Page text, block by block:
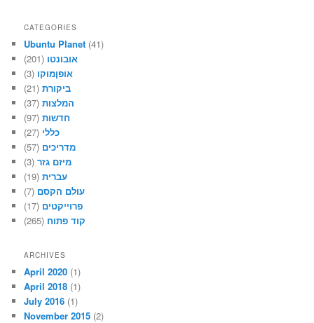
CATEGORIES
Ubuntu Planet (41)
אובונטו (201)
אופןמוקו (3)
ביקורת(21)
המלצות(37)
חדשות(97)
כללי (27)
מדריכים (57)
מיזם גזר(3)
עברית(19)
עולם הקסם (7)
פרוייקטים (17)
קוד פתוח (265)
ARCHIVES
April 2020 (1)
April 2018 (1)
July 2016 (1)
November 2015 (2)